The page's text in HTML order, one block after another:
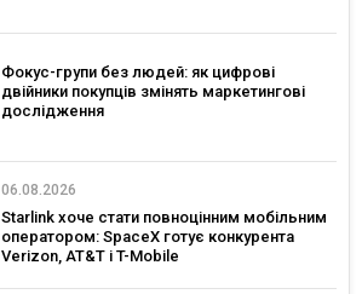
Фокус-групи без людей: як цифрові
двійники покупців змінять маркетингові
дослідження
06.08.2026
Starlink хоче стати повноцінним мобільним
оператором: SpaceX готує конкурента
Verizon, AT&T і T-Mobile